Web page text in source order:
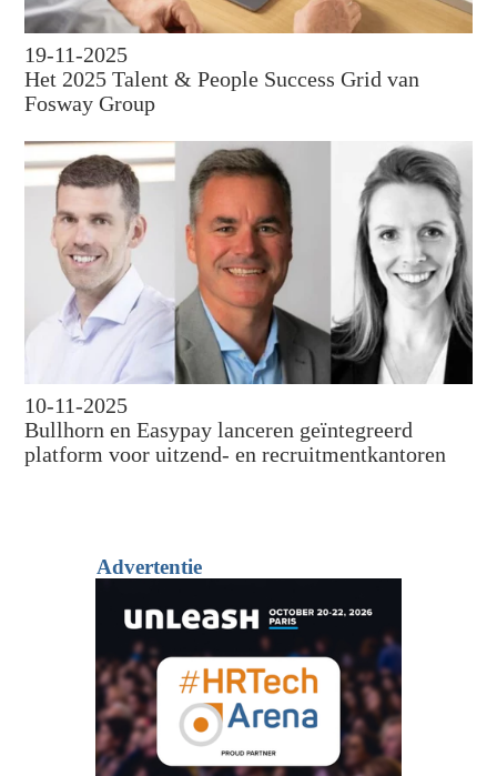
19-11-2025
Het 2025 Talent & People Success Grid van
Fosway Group
10-11-2025
Bullhorn en Easypay lanceren geïntegreerd
platform voor uitzend- en recruitmentkantoren
Advertentie